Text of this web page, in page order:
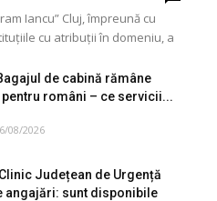
Iancu” Cluj, împreună cu
cu atribuții în domeniu, a
de cabină rămâne
români – ce servicii...
08/2026
Județean de Urgență
angajări: sunt disponibile